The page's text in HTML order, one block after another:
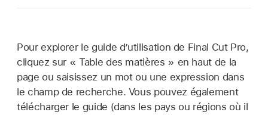
Pour explorer le guide d’utilisation de Final Cut Pro,
cliquez sur « Table des matières » en haut de la
page ou saisissez un mot ou une expression dans
le champ de recherche. Vous pouvez également
télécharger le guide (dans les pays ou régions où il